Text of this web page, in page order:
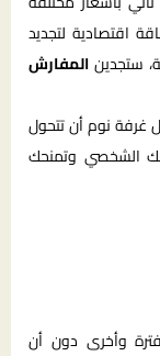
اقتصادية لتجديد
ستجدينالمفارش
نوم أن تتحول
الشخصي وتمنحك
وأخرى دون أن